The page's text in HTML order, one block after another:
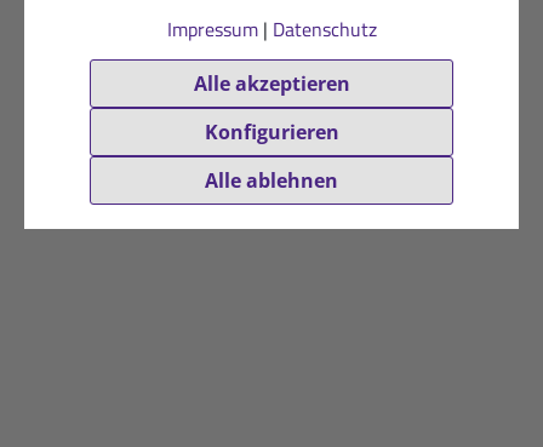
Impressum| Datenschutz
Alle akzeptieren
Konfigurieren
Alle ablehnen